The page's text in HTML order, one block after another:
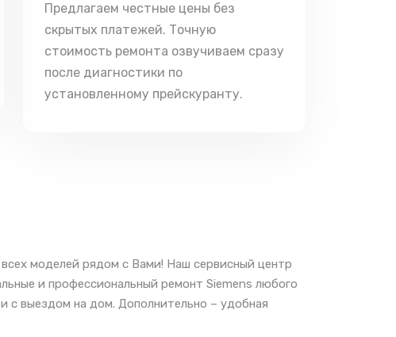
Предлагаем честные цены без
скрытых платежей. Точную
стоимость ремонта озвучиваем сразу
после диагностики по
установленному прейскуранту.
моделей рядом с Вами! Наш сервисный центр
и профессиональный ремонт Siemens любого
с выездом на дом. Дополнительно – удобная